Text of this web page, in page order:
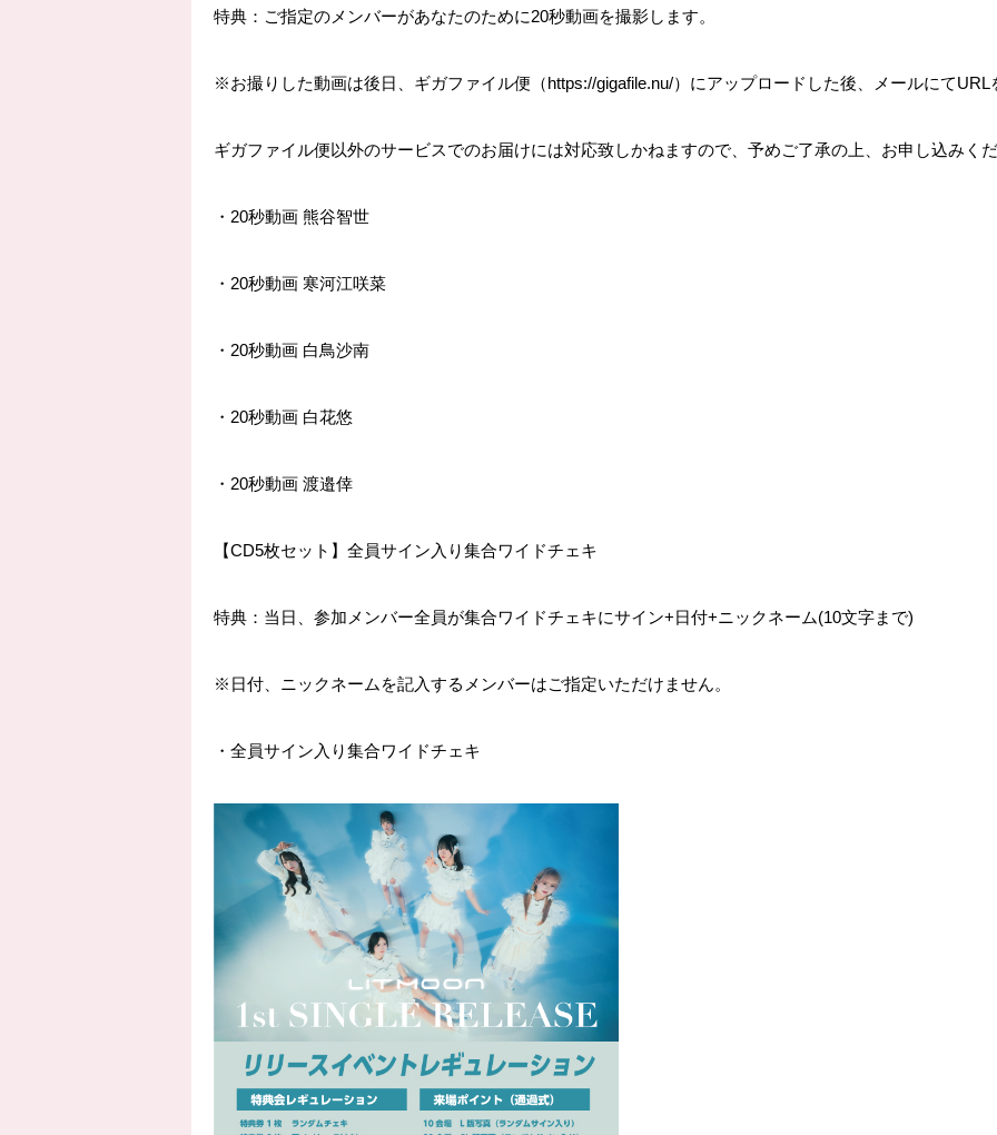
特典：ご指定のメンバーがあなたのために20秒動画を撮影します。
※お撮りした動画は後日、ギガファイル便（https://gigafile.nu/）にアップロードした後、メールにてURL
ギガファイル便以外のサービスでのお届けには対応致しかねますので、予めご了承の上、お申し込みく
・ 20秒動画 熊谷智世
・ 20秒動画 寒河江咲菜
・ 20秒動画 白鳥沙南
・ 20秒動画 白花悠
・ 20秒動画 渡邉倖
【CD5枚セット】全員サイン入り集合ワイドチェキ
特典：当日、参加メンバー全員が集合ワイドチェキにサイン+日付+ニックネーム(10文字まで)
※ 日付、ニックネームを記入するメンバーはご指定いただけません。
・全員サイン入り集合ワイドチェキ